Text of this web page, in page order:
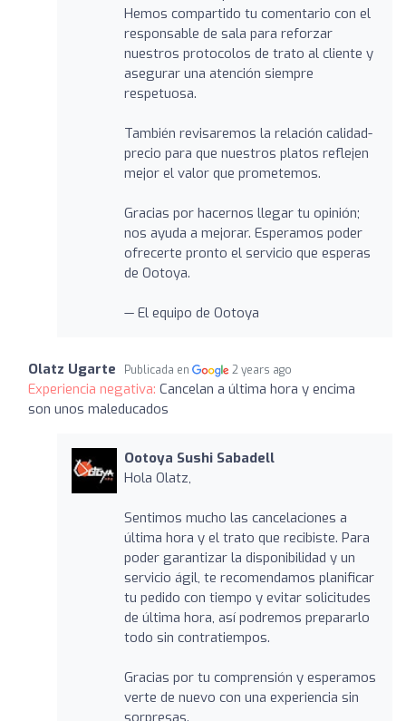
Hemos compartido tu comentario con el
responsable de sala para reforzar
nuestros protocolos de trato al cliente y
asegurar una atención siempre
respetuosa.
También revisaremos la relación calidad-
precio para que nuestros platos reflejen
mejor el valor que prometemos.
Gracias por hacernos llegar tu opinión;
nos ayuda a mejorar. Esperamos poder
ofrecerte pronto el servicio que esperas
de Ootoya.
— El equipo de Ootoya
Olatz Ugarte Publicada en 2 years ago
Experiencia negativa: Cancelan a última hora y encima
son unos maleducados
Ootoya Sushi Sabadell
Hola Olatz,
Sentimos mucho las cancelaciones a
última hora y el trato que recibiste. Para
poder garantizar la disponibilidad y un
servicio ágil, te recomendamos planificar
tu pedido con tiempo y evitar solicitudes
de última hora, así podremos prepararlo
todo sin contratiempos.
Gracias por tu comprensión y esperamos
verte de nuevo con una experiencia sin
sorpresas.